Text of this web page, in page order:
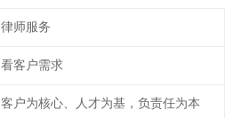
律师服务
看客户需求
客户为核心、人才为基，负责任为本